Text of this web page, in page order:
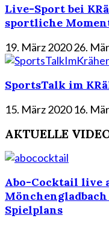
Live-Sport bei
sportliche
19. März 202026.
SportsTalk im
15. März 2020 16.
AKTUELLE
Abo-Cocktail live
Spielplans